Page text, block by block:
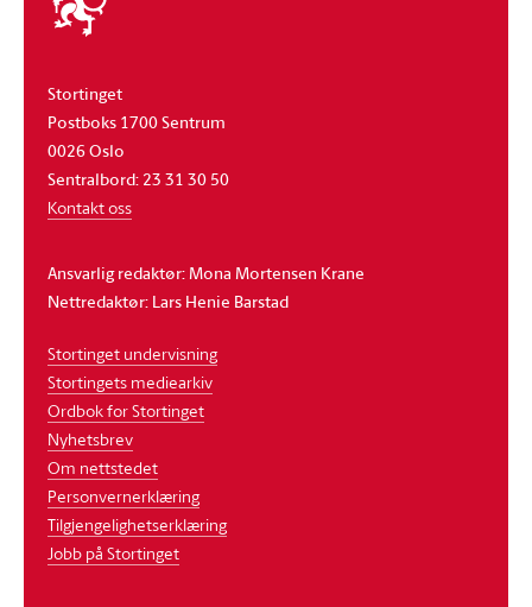
stortinget
Stortinget
Postboks 1700 Sentrum
0026 Oslo
Sentralbord: 23 31 30 50
Kontakt oss
Ansvarlig redaktør: Mona Mortensen Krane
Nettredaktør: Lars Henie Barstad
Stortinget undervisning
Stortingets mediearkiv
Ordbok for Stortinget
Nyhetsbrev
Om nettstedet
Personvernerklæring
Tilgjengelighetserklæring
Jobb på Stortinget